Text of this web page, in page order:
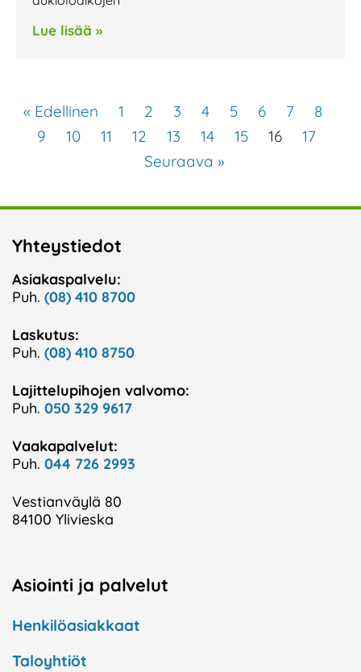
Lue lisää »
« Edellinen 1 2 3 4 5 6 7
8
9
10 11 12 13 14 15 16
17
Seuraava »
Yhteystiedot
Asiakaspalvelu:
Puh. (08) 410 8700
Laskutus:
Puh. (08) 410 8750
Lajittelupihojen valvomo:
Puh. 050 329 9617
Vaakapalvelut:
Puh. 044 726 2993
Vestianväylä 80
84100 Ylivieska
Asiointi ja palvelut
Henkilöasiakkaat
Taloyhtiöt